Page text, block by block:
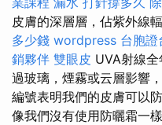
皮膚的深層層，佔紫外線
多少錢 wordpress 台胞證
銷夥伴 雙眼皮 UVA射線
過玻璃，煙霧或云層影響
編號表明我們的皮膚可以
像我們沒有使用防曬霜一樣